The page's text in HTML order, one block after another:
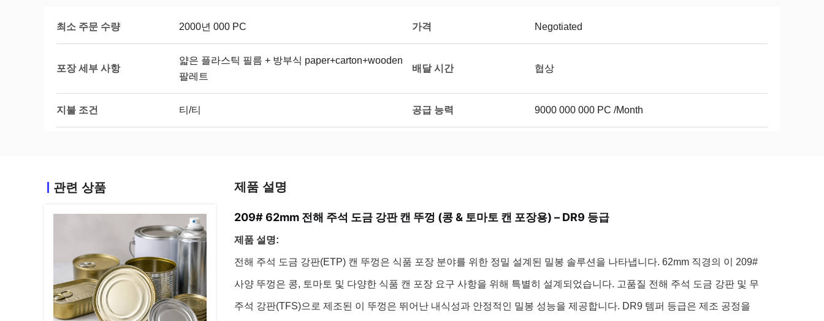
최소 주문 수량 2000년 000 PC 가격 Negotiated
포장 세부 사항
얇은 플라스틱 필름 + 방부식 paper+carton+wooden
팔레트
배달 시간 협상
지불 조건 티/티 공급 능력 9000 000 000 PC /Month
관련 상품 제품 설명
209# 62mm 전해 주석 도금 강판 캔 뚜껑 (콩 & 토마토 캔 포장용) – DR9 등급
제품 설명:
전해 주석 도금 강판(ETP) 캔 뚜껑은 식품 포장 분야를 위한 정밀 설계된 밀봉 솔루션을 나타냅니다. 62mm 직경의 이 209#
사양 뚜껑은 콩, 토마토 및 다양한 식품 캔 포장 요구 사항을 위해 특별히 설계되었습니다. 고품질 전해 주석 도금 강판 및 무
주석 강판(TFS)으로 제조된 이 뚜껑은 뛰어난 내식성과 안정적인 밀봉 성능을 제공합니다. DR9 템퍼 등급은 제조 공정을